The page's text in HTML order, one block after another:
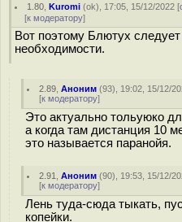
1.80 ,Kuromi (ok), 17:05, 15/12/2022 [
[к модератору]
Вот поэтому Блютух
необходимости.
2.89 ,Аноним (93), 19:02, 15/12/
[к модератору]
Это актуально тольуюко
а когда там дистанция 10
это называется паранойя.
2.91 ,Аноним (90), 19:53, 15/12/
[к модератору]
Лень туда-сюда тыкать,
копейки.